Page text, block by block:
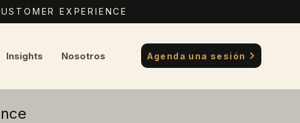
EXPERIENCE
Insights Nosotros Agenda una sesión